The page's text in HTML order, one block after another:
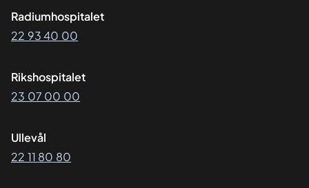
Radiumhospitalet
22 93 40 00
Rikshospitalet
23 07 00 00
Ullevål
22 11 80 80